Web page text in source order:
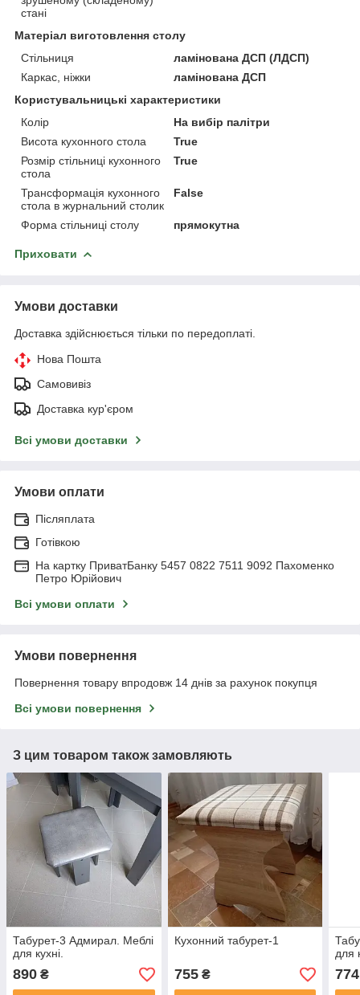
стані
Матеріал виготовлення столу
Стільниця
ламінована ДСП (ЛДСП)
Каркас, ніжки
ламінована ДСП
Користувальницькі характеристики
Колір
На вибір палітри
Висота кухонного стола
True
Розмір стільниці кухонного
стола
True
Трансформація кухонного
стола в журнальний столик
False
Форма стільниці столу прямокутна
Приховати
Умови доставки
Доставка здійснюється тільки по передоплаті.
Нова Пошта
Самовивіз
Доставка кур'єром
Всі умови доставки
Умови оплати
Післяплата
Готівкою
На картку ПриватБанку 5457 0822 7511 9092 Пахоменко
Петро Юрійович
Всі умови оплати
Умови повернення
Повернення товару впродовж 14 днів за рахунок покупця
Всі умови повернення
З цим товаром також замовляють
Табурет-3 Адмирал. Меблі
для кухні.
890 ₴
Кухонний табурет-1
755₴
для
774